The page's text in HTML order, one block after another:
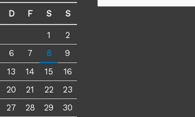
D F S S
1
2
6 7 8
9
13 14 15
16
20 21 22
23
27 28 29
30
nach: